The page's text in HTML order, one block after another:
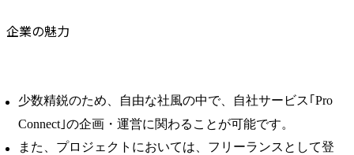
企業の魅力
少数精鋭のため、自由な社風の中で、自社サービス｢Pro
Connect｣の企画・運営に関わることが可能です。
また、プロジェクトにおいては、フリーランスとして登